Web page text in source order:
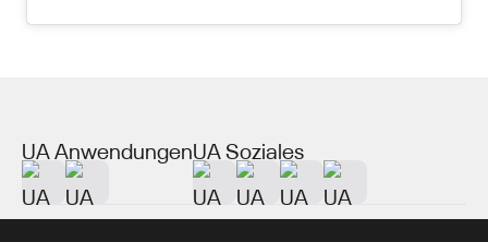
UA AnwendungenUA Soziales